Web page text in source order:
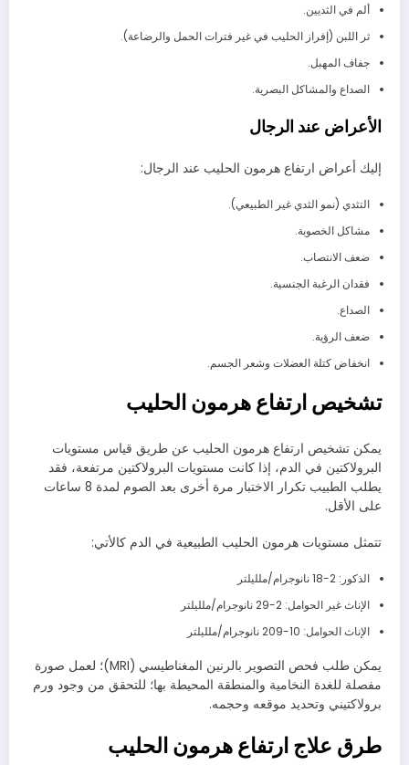
ألم في الثديين.
ثر اللبن (إفراز الحليب في غير فترات الحمل والرضاعة).
جفاف المهبل.
الصداع والمشاكل البصرية.
الأعراض عند الرجال
إليك أعراض ارتفاع هرمون الحليب عند الرجال:
التثدي (نمو الثدي غير الطبيعي).
مشاكل الخصوبة.
ضعف الانتصاب.
فقدان الرغبة الجنسية.
الصداع.
ضعف الرؤية.
انخفاض كتلة العضلات وشعر الجسم.
تشخيص ارتفاع هرمون الحليب
يمكن تشخيص ارتفاع هرمون الحليب عن طريق قياس مستويات
البرولاكتين في الدم، إذا كانت مستويات البرولاكتين مرتفعة، فقد
يطلب الطبيب تكرار الاختبار مرة أخرى بعد الصوم لمدة 8 ساعات
على الأقل.
تتمثل مستويات هرمون الحليب الطبيعية في الدم كالأتي:
الذكور: 2-18 نانوجرام/ملليلتر
الإناث غير الحوامل: 2-29 نانوجرام/ملليلتر
الإناث الحوامل: 10-209 نانوجرام/ملليلتر
يمكن طلب فحص التصوير بالرنين المغناطيسي (MRI)؛ لعمل صورة
مفصلة للغدة النخامية والمنطقة المحيطة بها؛ للتحقق من وجود ورم
برولاكتيني وتحديد موقعه وحجمه.
طرق علاج ارتفاع هرمون الحليب